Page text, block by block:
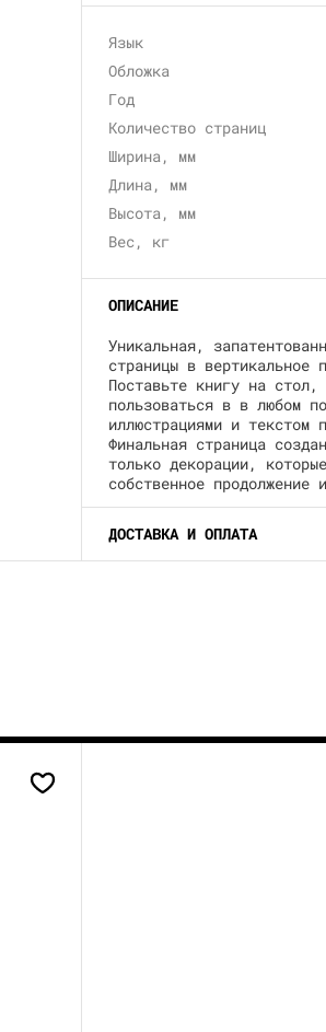
Язык
Обложка
Год
Количество страниц
Ширина, мм
Длина, мм
Высота, мм
Вес, кг
ОПИСАНИЕ
Уникальная,
страницы в вертикальное
Поставьте книгу на
пользоваться в в любом
иллюстрациями и текстом
Финальная страница
только декорации,
собственное продолжение
ДОСТАВКА И ОПЛАТА